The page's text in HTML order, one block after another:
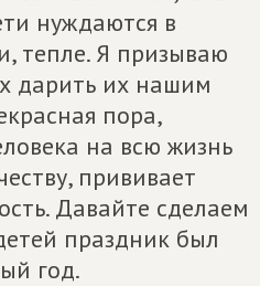
нуждаются в
тепле. Я призываю
дарить их нашим
пора,
на всю жизнь
прививает
Давайте сделаем
праздник был
год.